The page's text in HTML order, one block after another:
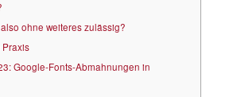
ohne weiteres zulässig?
Praxis
Google-Fonts-Abmahnungen in